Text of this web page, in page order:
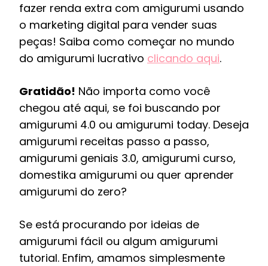
fazer renda extra com amigurumi usando
o marketing digital para vender suas
peças! Saiba como começar no mundo
do amigurumi lucrativo clicando aqui.
Gratidão! Não importa como você
chegou até aqui, se foi buscando por
amigurumi 4.0 ou amigurumi today. Deseja
amigurumi receitas passo a passo,
amigurumi geniais 3.0, amigurumi curso,
domestika amigurumi ou quer aprender
amigurumi do zero?
Se está procurando por ideias de
amigurumi fácil ou algum amigurumi
tutorial. Enfim, amamos simplesmente